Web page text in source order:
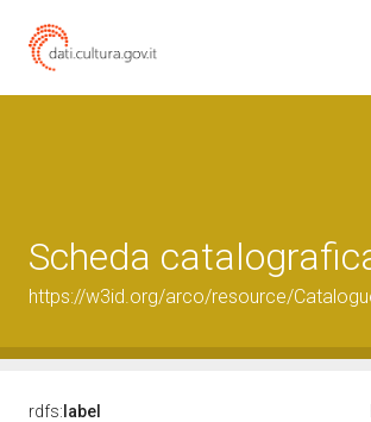
Scheda
https://w3id.org/arco/resource/
rdfs: label